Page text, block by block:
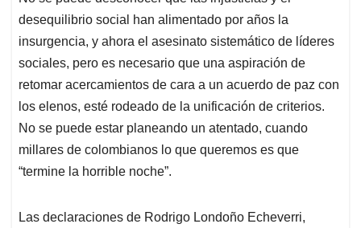
desequilibrio social han alimentado por años la
insurgencia, y ahora el asesinato sistemático de líderes
sociales, pero es necesario que una aspiración de
retomar acercamientos de cara a un acuerdo de paz con
los elenos, esté rodeado de la unificación de criterios.
No se puede estar planeando un atentado, cuando
millares de colombianos lo que queremos es que
“termine la horrible noche”.
Las declaraciones de Rodrigo Londoño Echeverri,